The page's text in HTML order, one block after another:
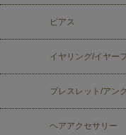
ピアス
イヤリング/イヤー
ブレスレット/アン
ヘアアクセサリー